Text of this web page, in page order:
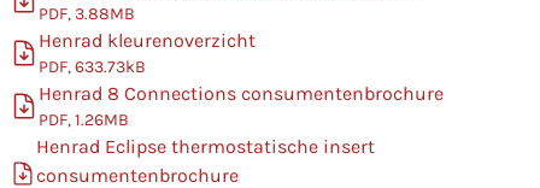
PDF, 3.88MB
Henrad kleurenoverzicht
PDF, 633.73kB
Henrad 8 Connections consumentenbrochure
PDF, 1.26MB
Henrad Eclipse thermostatische insert
consumentenbrochure